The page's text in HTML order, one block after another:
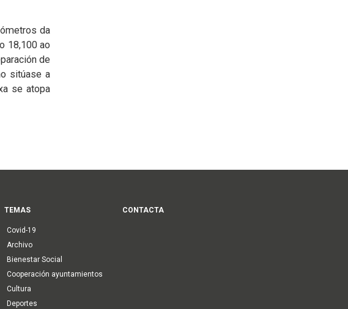
da
18,100 ao
de
sitúase a
se atopa
TEMAS
Covid-19
Archivo
Bienestar Social
Cooperación ayuntamientos
Cultura
Deportes
CONTACTA